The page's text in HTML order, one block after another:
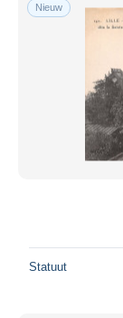
Nieuw
Statuut